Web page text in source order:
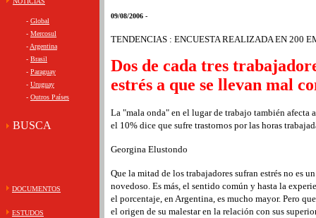
- Global
- Mercosul
- Argentina
- Brasil
- Paraguay
- Uruguay
- Outros Países
BUSCA
DOCUMENTOS
ESTUDOS
09/08/2006 -
TENDENCIAS : ENCUESTA REALIZADA EN 200
Dos de cada tres
estrés a que se llevan mal
La "mala onda" en el lugar de trabajo también afecta
el 10% dice que sufre trastornos por las horas
Georgina Elustondo
Que la mitad de los trabajadores sufran estrés no es
novedoso. Es más, el sentido común y hasta la
el porcentaje, en Argentina, es mucho mayor. Pero
el origen de su malestar en la relación con sus